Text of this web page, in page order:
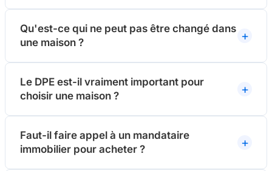
Qu'est-ce qui ne peut pas être changé dans
une maison ?
Le DPE est-il vraiment important pour
choisir une maison ?
Faut-il faire appel à un mandataire
immobilier pour acheter ?